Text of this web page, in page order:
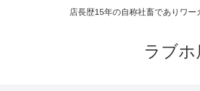
店長歴15年の自称社畜でありワ
ラブホ